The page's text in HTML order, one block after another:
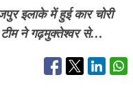
इलाके में हुई कार चोरी
ने गढ़मुक्तेश्वर से…